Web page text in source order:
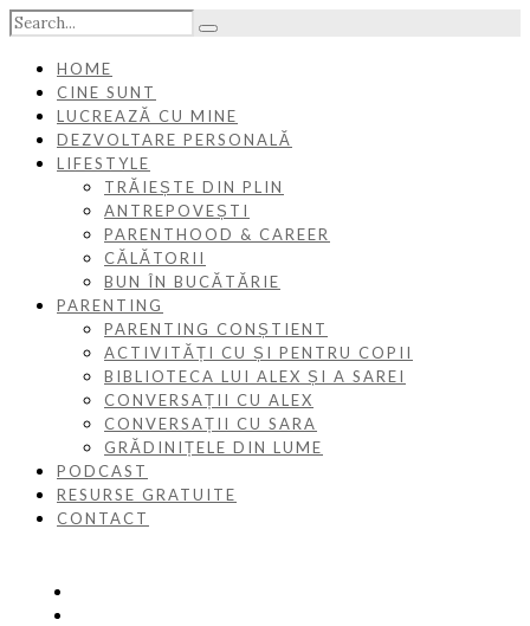
HOME
CINE SUNT
LUCREAZĂ CU MINE
DEZVOLTARE PERSONALĂ
LIFESTYLE
TRĂIEȘTE DIN PLIN
ANTREPOVEȘTI
PARENTHOOD & CAREER
CĂLĂTORII
BUN ÎN BUCĂTĂRIE
PARENTING
PARENTING CONȘTIENT
ACTIVITĂȚI CU ȘI PENTRU COPII
BIBLIOTECA LUI ALEX ȘI A SAREI
CONVERSAȚII CU ALEX
CONVERSAȚII CU SARA
GRĂDINIȚELE DIN LUME
PODCAST
RESURSE GRATUITE
CONTACT